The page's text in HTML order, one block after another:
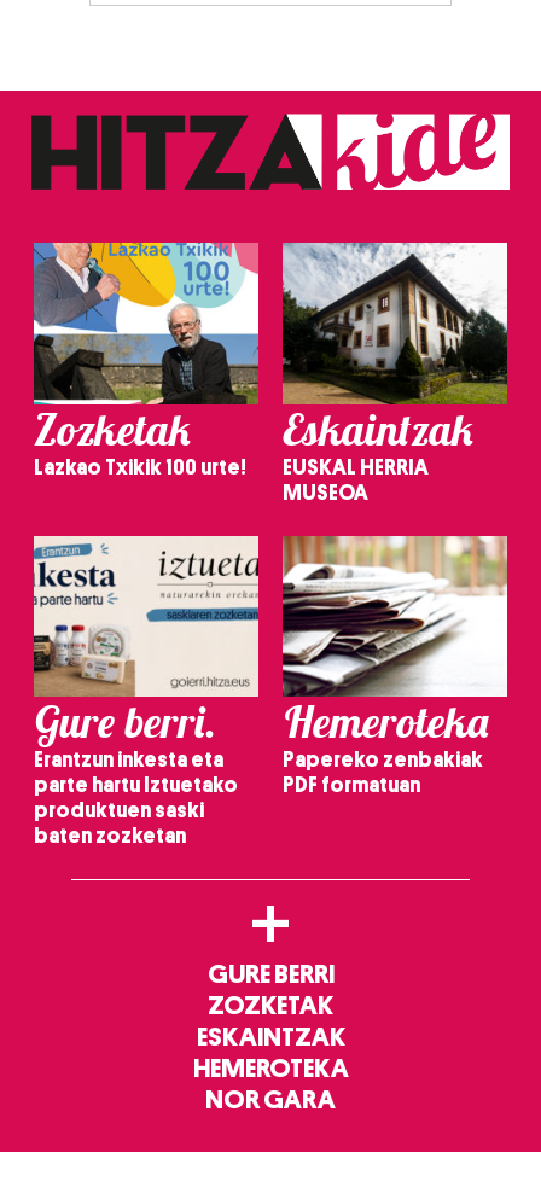
Zozketak
Lazkao Txikik 100 urte!
Eskaintzak
EUSKAL HERRIA
MUSEOA
Gure berri.
Erantzun inkesta eta
parte hartu Iztuetako
produktuen saski
baten zozketan
Hemeroteka
Papereko zenbakiak
PDF formatuan
+
GURE BERRI
ZOZKETAK
ESKAINTZAK
HEMEROTEKA
NOR GARA